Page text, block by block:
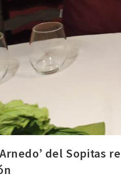
del Sopitas